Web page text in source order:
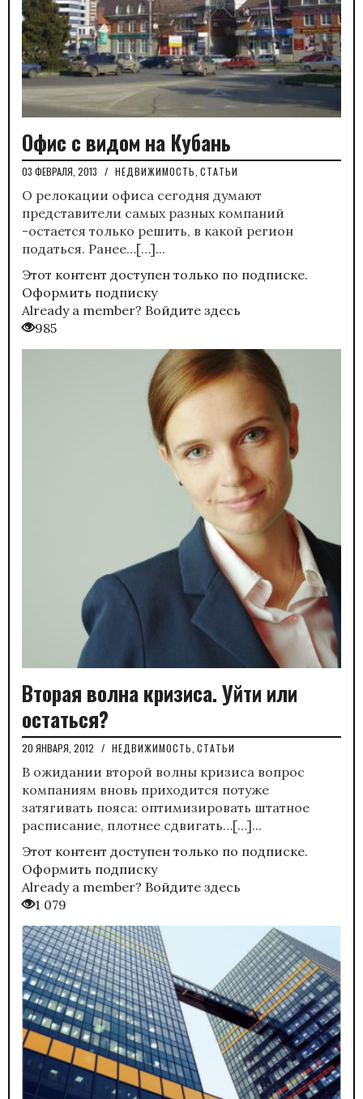
Офис с видом на Кубань
03 ФЕВРАЛЯ, 2013 / НЕДВИЖИМОСТЬ СТАТЬИ
О релокации офиса сегодня думают
представители самых разных компаний
-остается только решить, в какой регион
податься. Ранее…[…]...
Этот контент доступен только по подписке.
Оформить подписку
Already a member? Войдите здесь
985
Вторая волна кризиса. Уйти или
остаться?
20 ЯНВАРЯ, 2012 / НЕДВИЖИМОСТЬ СТАТЬИ
В ожидании второй волны кризиса вопрос
компаниям вновь приходится потуже
затягивать пояса: оптимизировать штатное
расписание, плотнее сдвигать…[…]...
Этот контент доступен только по подписке.
Оформить подписку
Already a member? Войдите здесь
1 079